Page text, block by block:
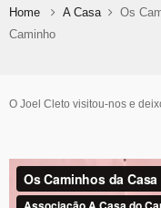
Home A Casa
Os
Caminho
O Joel Cleto visitou-nos e